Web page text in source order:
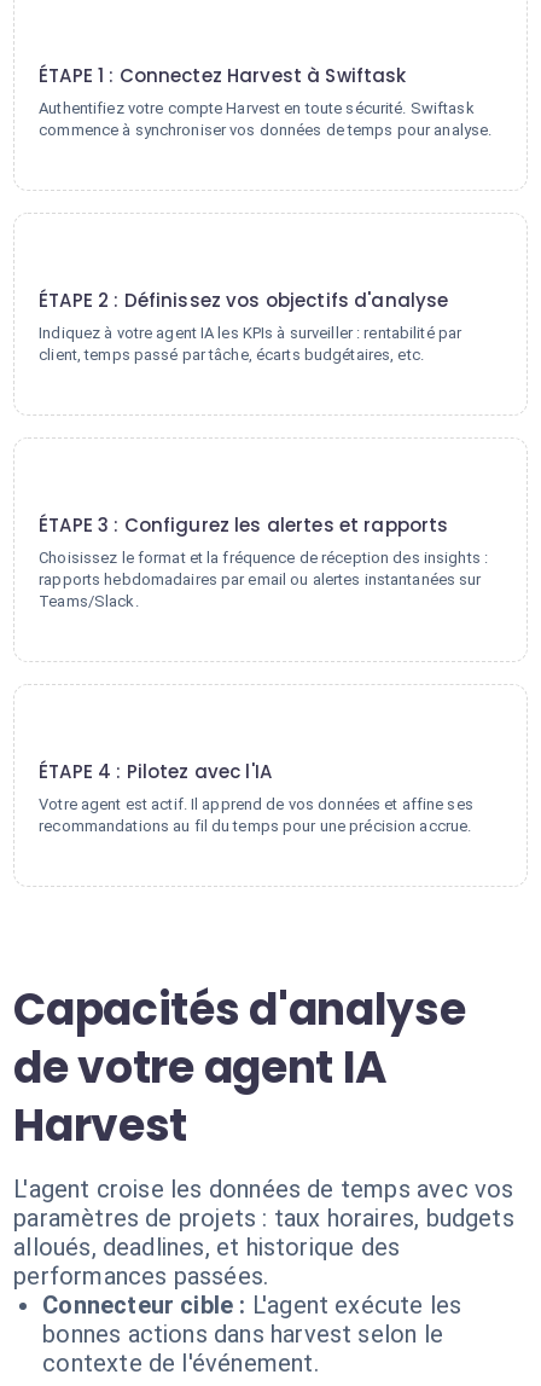
ÉTAPE 1 : Connectez Harvest à Swiftask
Authentifiez votre compte Harvest en toute sécurité. Swiftask
commence à synchroniser vos données de temps pour analyse.
ÉTAPE 2 : Définissez vos objectifs d'analyse
Indiquez à votre agent IA les KPIs à surveiller : rentabilité par
client, temps passé par tâche, écarts budgétaires, etc.
ÉTAPE 3 : Configurez les alertes et rapports
Choisissez le format et la fréquence de réception des insights :
rapports hebdomadaires par email ou alertes instantanées sur
Teams/Slack.
ÉTAPE 4 : Pilotez avec l'IA
Votre agent est actif. Il apprend de vos données et affine ses
recommandations au fil du temps pour une précision accrue.
Capacités d'analyse
de votre agent IA
Harvest
L'agent croise les données de temps avec vos
paramètres de projets : taux horaires, budgets
alloués, deadlines, et historique des
performances passées.
Connecteur cible : L'agent exécute les
bonnes actions dans harvest selon le
contexte de l'événement.